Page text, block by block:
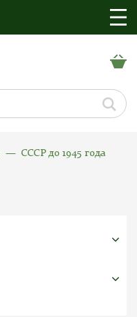
СССР до 1945 года